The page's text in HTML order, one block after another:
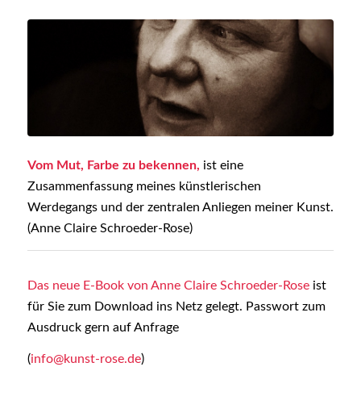
Vom Mut, Farbe zu bekennen, ist eine
Zusammenfassung meines künstlerischen
Werdegangs und der zentralen Anliegen meiner Kunst.
(Anne Claire Schroeder-Rose)
Das neue E-Book von Anne Claire Schroeder-Roseist
für Sie zum Download ins Netz gelegt. Passwort zum
Ausdruck gern auf Anfrage
(info@kunst-rose.de)